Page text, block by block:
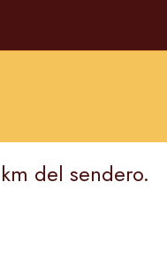
del sendero.